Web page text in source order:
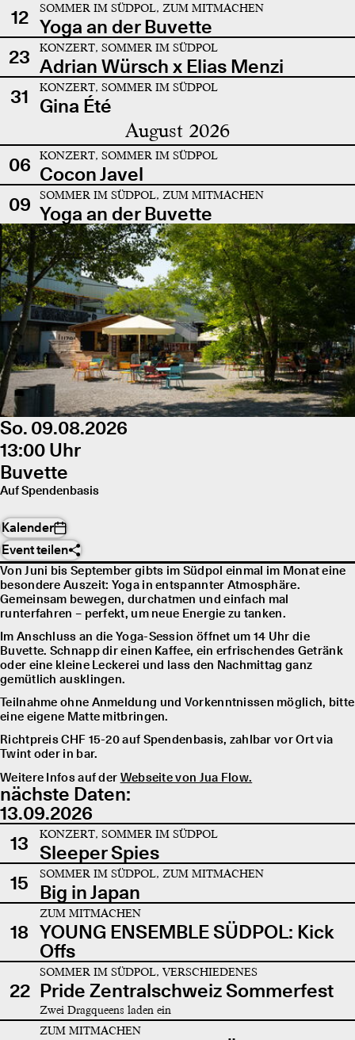
12 SOMMER IM SÜDPOL, ZUM MITMACHEN
Yoga an der Buvette
23
KONZERT, SOMMER IM SÜDPOL
Adrian Würsch x Elias Menzi
31
KONZERT, SOMMER IM SÜDPOL
Gina Été
August 2026
06 KONZERT, SOMMER IM SÜDPOL
Cocon Javel
09
SOMMER IM SÜDPOL, ZUM MITMACHEN
Yoga an der Buvette
So. 09.08.2026
13:00 Uhr
Buvette
Auf Spendenbasis
Kalender
Event teilen
Von Juni bis September gibts im Südpol einmal im Monat eine
besondere Auszeit: Yoga in entspannter Atmosphäre.
Gemeinsam bewegen, durchatmen und einfach mal
runterfahren – perfekt, um neue Energie zu tanken.
Im Anschluss an die Yoga-Session öffnet um 14 Uhr die
Buvette. Schnapp dir einen Kaffee, ein erfrischendes Getränk
oder eine kleine Leckerei und lass den Nachmittag ganz
gemütlich ausklingen.
Teilnahme ohne Anmeldung und Vorkenntnissen möglich, bitte
eine eigene Matte mitbringen.
Richtpreis CHF 15-20 auf Spendenbasis, zahlbar vor Ort via
Twint oder in bar.
Weitere Infos auf der Webseite von Jua Flow.
nächste Daten:
13.09.2026
13
KONZERT, SOMMER IM SÜDPOL
Sleeper Spies
15
SOMMER IM SÜDPOL, ZUM MITMACHEN
Big in Japan
18
ZUM MITMACHEN
YOUNG ENSEMBLE SÜDPOL: Kick
Offs
22
SOMMER IM SÜDPOL, VERSCHIEDENES
Pride Zentralschweiz Sommerfest
Zwei Dragqueens laden ein
ZUM MITMACHEN